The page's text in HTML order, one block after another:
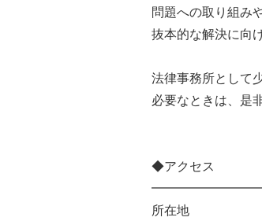
問題への取り組み
抜本的な解決に向
法律事務所として
必要なときは、是
◆アクセス
所在地